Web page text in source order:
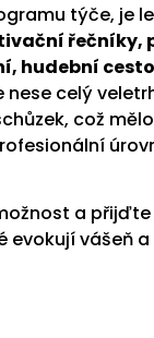
týče, je
řečníky,
hudební
celý
což
a
evokují vášeň